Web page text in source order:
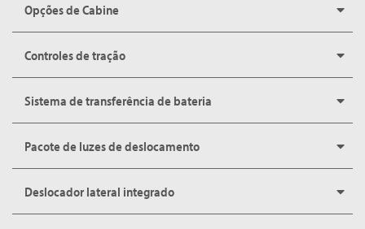
Opções de Cabine
Controles de tração
Sistema de transferência de bateria
Pacote de luzes de deslocamento
Deslocador lateral integrado